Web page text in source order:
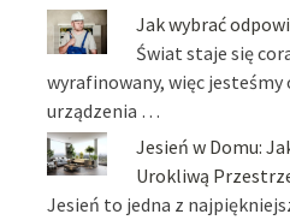
Jak wybrać
Świat staje się
wyrafinowany, więc
urządzenia …
Jesień w Domu:
Urokliwą
Jesień to jedna z